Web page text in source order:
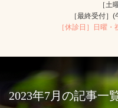
［土
［最終受付］
［休診日］日曜
2023年7月の記事一